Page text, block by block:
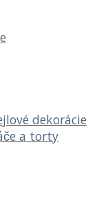
dekorácie
a torty